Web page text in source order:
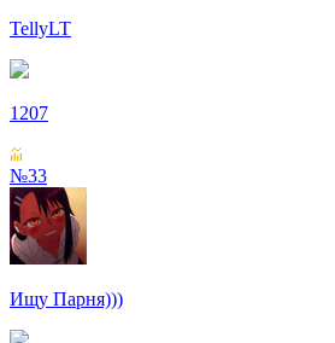
TellyLT
1207
№33
Ищу Парня)))